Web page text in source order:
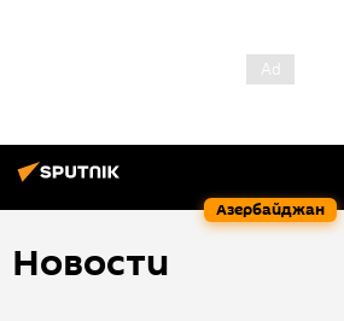
Азербайджан
Новости